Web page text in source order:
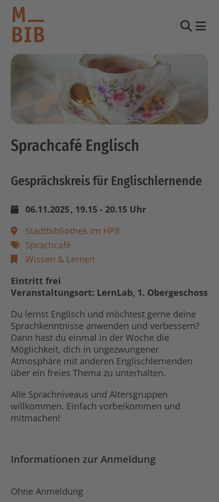
Sprachcafé Englisch
Gesprächskreis für Englischlernende
06.11.2025, 19.15 - 20.15 Uhr
Stadtbibliothek im HP8
Sprachcafé
Wissen & Lernen
Eintritt frei
Veranstaltungsort: LernLab, 1. Obergeschoss
Du lernst Englisch und möchtest gerne deine
Sprachkenntnisse anwenden und verbessern?
Dann hast du einmal in der Woche die
Möglichkeit, dich in ungezwungener
Atmosphäre mit anderen Englischlernenden
über ein freies Thema zu unterhalten.
Alle Sprachniveaus und Altersgruppen
willkommen. Einfach vorbeikommen und
mitmachen!
Informationen zur Anmeldung
Ohne Anmeldung
informieren
entdecken
mitmachen
Login Konto
other languages